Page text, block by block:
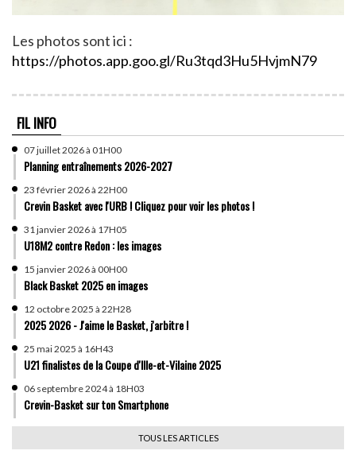
Les photos sont ici :
https://photos.app.goo.gl/Ru3tqd3Hu5HvjmN79
FIL INFO
07 juillet 2026 à 01H00
Planning entraînements 2026-2027
23 février 2026 à 22H00
Crevin Basket avec l'URB ! Cliquez pour voir les photos !
31 janvier 2026 à 17H05
U18M2 contre Redon : les images
15 janvier 2026 à 00H00
Black Basket 2025 en images
12 octobre 2025 à 22H28
2025 2026 - J'aime le Basket, j'arbitre !
25 mai 2025 à 16H43
U21 finalistes de la Coupe d'Ille-et-Vilaine 2025
06 septembre 2024 à 18H03
Crevin-Basket sur ton Smartphone
TOUS LES ARTICLES